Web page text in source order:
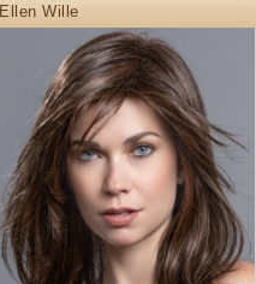
Ellen Wille